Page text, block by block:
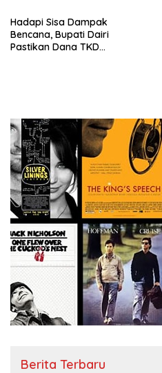
Hadapi Sisa Dampak
Bencana, Bupati Dairi
Pastikan Dana TKD
Berita Terbaru